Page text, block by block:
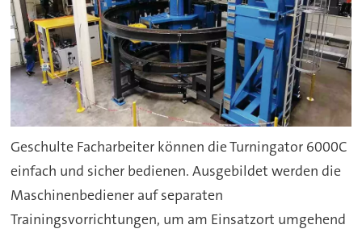
Geschulte Facharbeiter können die Turningator 6000C
einfach und sicher bedienen. Ausgebildet werden die
Maschinenbediener auf separaten
Trainingsvorrichtungen, um am Einsatzort umgehend